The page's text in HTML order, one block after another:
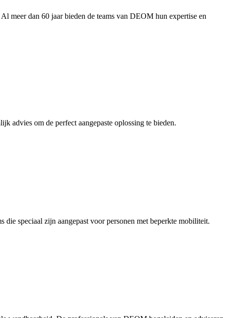
meer dan 60 jaar bieden de teams van DEOM hun expertise en
advies om de perfect aangepaste oplossing te bieden.
speciaal zijn aangepast voor personen met beperkte mobiliteit.